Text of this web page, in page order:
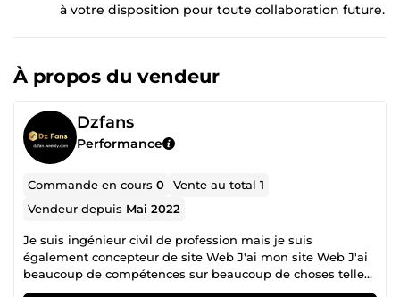
à votre disposition pour toute collaboration future.
À propos du vendeur
Dzfans
Performance
Commande en cours0 Vente au total1
Vendeur depuis Mai 2022
Je suis ingénieur civil de profession mais je suis
également concepteur de site Web J'ai mon site Web J'ai
beaucoup de compétences sur beaucoup de choses telles
que le logo design, le Web, la conception et la